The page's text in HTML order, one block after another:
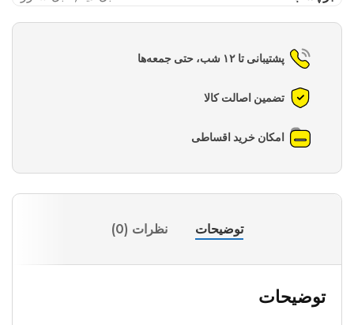
پشتیبانی تا ۱۲ شب، حتی جمعه‌ها
تضمین اصالت کالا
امکان خرید اقساطی
توضیحات نظرات (0)
توضیحات